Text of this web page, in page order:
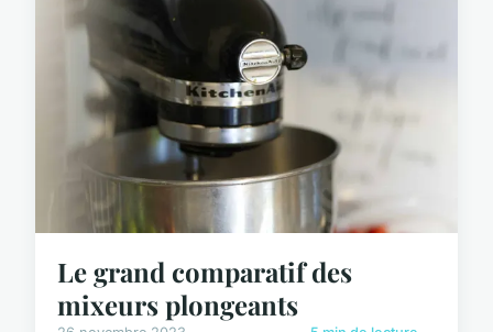
Le grand comparatif des
mixeurs plongeants